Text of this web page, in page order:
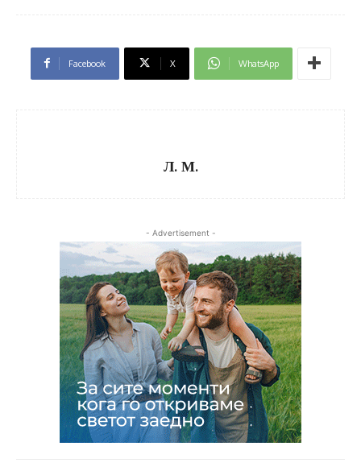
Facebook X WhatsApp
Л. М.
- Advertisement -